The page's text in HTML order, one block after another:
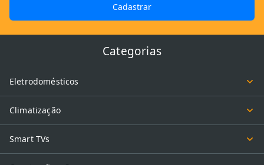
Cadastrar
Categorias
Eletrodomésticos
Climatização
Smart TVs